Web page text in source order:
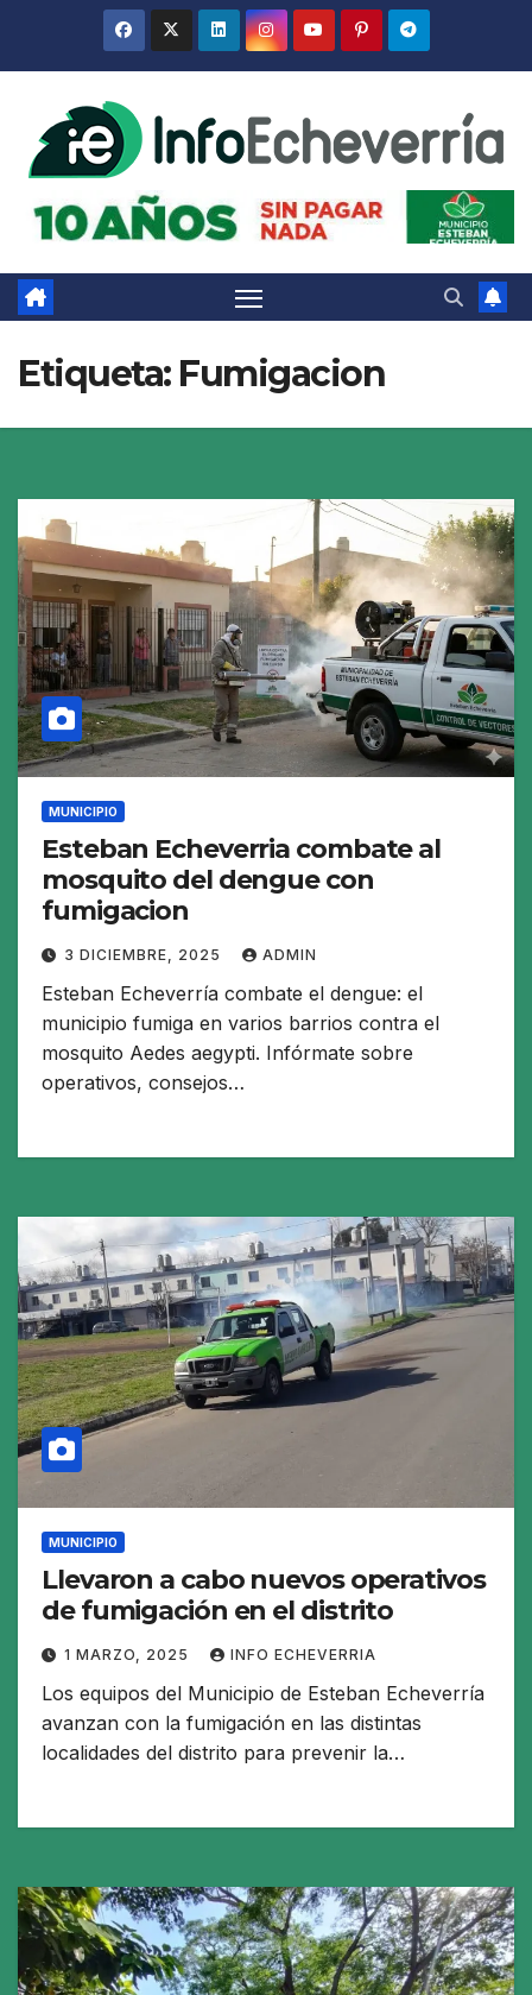
Etiqueta: Fumigacion
MUNICIPIO
Esteban Echeverria combate al
mosquito del dengue con
fumigacion
3 DICIEMBRE, 2025 ADMIN
Esteban Echeverría combate el dengue: el
municipio fumiga en varios barrios contra el
mosquito Aedes aegypti. Infórmate sobre
operativos, consejos…
MUNICIPIO
Llevaron a cabo nuevos operativos
de fumigación en el distrito
1 MARZO, 2025 INFO ECHEVERRIA
Los equipos del Municipio de Esteban Echeverría
avanzan con la fumigación en las distintas
localidades del distrito para prevenir la…